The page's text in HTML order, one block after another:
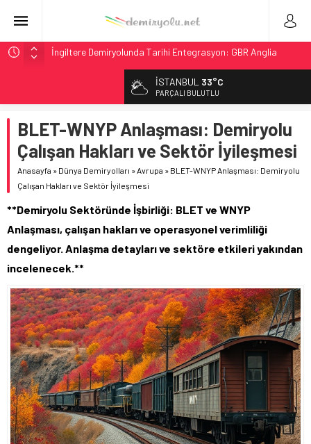
İngiltere Demiryolunda Tarihi Entegrasyon: GBR Anglia
Malezya Havayolları, TGV ile 28 Fransız Şehrine Tek Bilet
ÖBB ve RFI’dan Brenner’da 15 Günlük Bakım: Tren Seferleri
Duruyor
NS, Temmuz 2026’dan İtibaren Koltukta Bagaja Kalıcı
Yasak, Ceza Yok
GB Railfreight İngiltere’de Lider, Class 99’lar 2026’da Yolda
İSTANBUL 33°C
PARÇALI BULUTLU
BLET-WNYP Anlaşması: Demiryolu
Çalışan Hakları ve Sektör İyileşmesi
Anasayfa » Dünya Demiryolları »Avrupa » BLET-WNYP Anlaşması: Demiryolu
Çalışan Hakları ve Sektör İyileşmesi
**Demiryolu Sektöründe İşbirliği: BLET ve WNYP
Anlaşması, çalışan hakları ve operasyonel verimliliği
dengeliyor. Anlaşma detayları ve sektöre etkileri yakından
incelenecek.**